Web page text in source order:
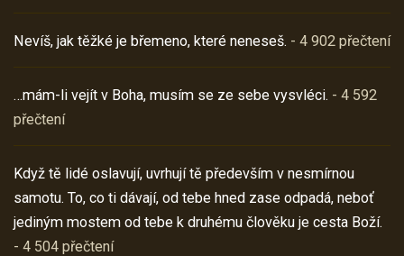
Nevíš, jak těžké je břemeno, které neneseš. - 4 902 přečtení
…mám-li vejít v Boha, musím se ze sebe vysvléci. - 4 592
přečtení
Když tě lidé oslavují, uvrhují tě především v nesmírnou
samotu. To, co ti dávají, od tebe hned zase odpadá, neboť
jediným mostem od tebe k druhému člověku je cesta Boží.
- 4 504 přečtení